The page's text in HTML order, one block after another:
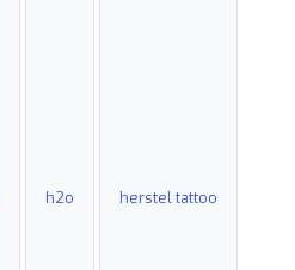
h2o herstel tattoo